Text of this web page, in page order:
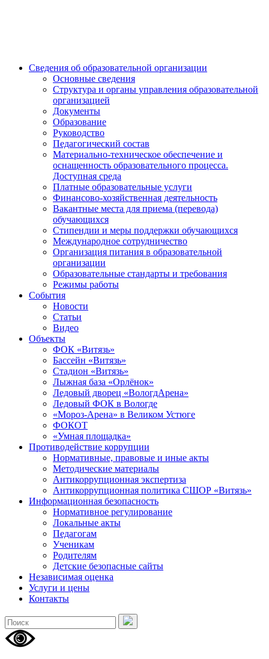
Сведения об образовательной организации
Основные сведения
Структура и органы управления образовательной
организацией
Документы
Образование
Руководство
Педагогический состав
Материально-техническое обеспечение и
оснащенность образовательного процесса.
Доступная среда
Платные образовательные услуги
Финансово-хозяйственная деятельность
Вакантные места для приема (перевода)
обучающихся
Стипендии и меры поддержки обучающихся
Международное сотрудничество
Организация питания в образовательной
организации
Образовательные стандарты и требования
Режимы работы
События
Новости
Статьи
Видео
Объекты
ФОК «Витязь»
Бассейн «Витязь»
Стадион «Витязь»
Лыжная база «Орлёнок»
Ледовый дворец «ВологдАрена»
Ледовый ФОК в Вологде
«Мороз-Арена» в Великом Устюге
ФОКОТ
«Умная площадка»
Противодействие коррупции
Нормативные, правовые и иные акты
Методические материалы
Антикоррупционная экспертиза
Антикоррупционная политика СШОР «Витязь»
Информационная безопасность
Нормативное регулирование
Локальные акты
Педагогам
Ученикам
Родителям
Детские безопасные сайты
Независимая оценка
Услуги и цены
Контакты